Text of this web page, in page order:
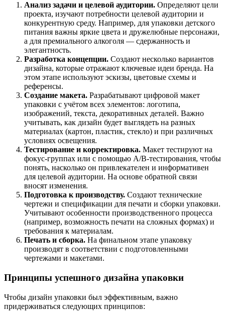
Анализ задачи и целевой аудитории. Определяют цели
проекта, изучают потребности целевой аудитории и
конкурентную среду. Например, для упаковки детского
питания важны яркие цвета и дружелюбные персонажи,
а для премиального алкоголя — сдержанность и
элегантность.
Разработка концепции. Создают несколько вариантов
дизайна, которые отражают ключевые идеи бренда. На
этом этапе используют эскизы, цветовые схемы и
референсы.
Создание макета. Разрабатывают цифровой макет
упаковки с учётом всех элементов: логотипа,
изображений, текста, декоративных деталей. Важно
учитывать, как дизайн будет выглядеть на разных
материалах (картон, пластик, стекло) и при различных
условиях освещения.
Тестирование и корректировка. Макет тестируют на
фокус‑группах или с помощью А/В‑тестирования, чтобы
понять, насколько он привлекателен и информативен
для целевой аудитории. На основе обратной связи
вносят изменения.
Подготовка к производству. Создают технические
чертежи и спецификации для печати и сборки упаковки.
Учитывают особенности производственного процесса
(например, возможность печати на сложных формах) и
требования к материалам.
Печать и сборка. На финальном этапе упаковку
производят в соответствии с подготовленными
чертежами и макетами.
Принципы успешного дизайна упаковки
Чтобы дизайн упаковки был эффективным, важно
придерживаться следующих принципов: